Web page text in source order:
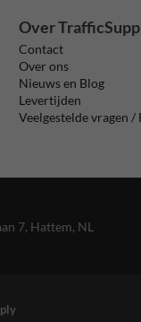
Over
Contact
Over ons
Nieuws en Blog
Levertijden
Veelgestelde vragen /
7, Hattem, NL